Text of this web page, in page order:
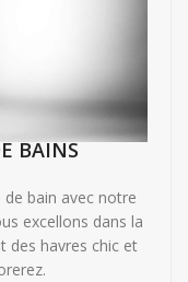
BAINS
bain avec notre
excellons dans la
des havres chic et